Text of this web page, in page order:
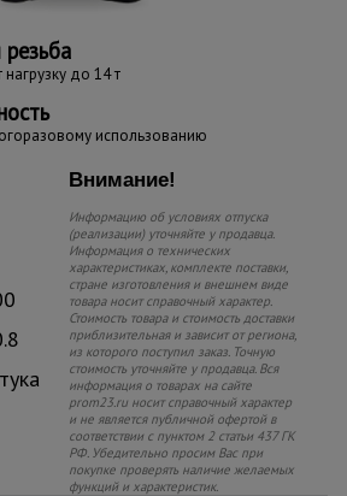
до 14 т
использованию
Внимание!
Информацию об условиях отпуска
(реализации) уточняйте у продавца.
Информация о технических
характеристиках, комплекте поставки,
стране изготовления и внешнем виде
товара носит справочный характер.
Стоимость товара и стоимость доставки
приблизительная и зависит от региона,
из которого поступил заказ. Точную
стоимость уточняйте у продавца. Вся
информация о товарах на сайте
prom23.ru носит справочный характер
и не является публичной офертой в
соответствии с пунктом 2 статьи 437 ГК
РФ. Убедительно просим Вас при
покупке проверять наличие желаемых
функций и характеристик.